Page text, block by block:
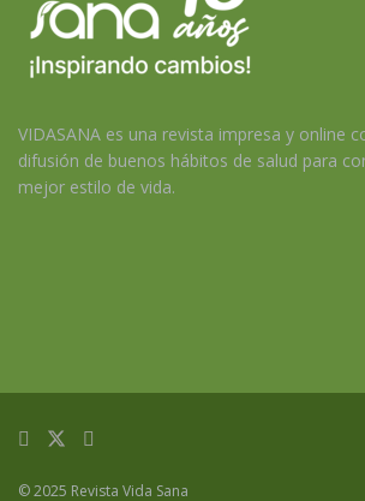
VIDASANA es una revista impresa y online
difusión de buenos hábitos de salud para
mejor estilo de vida.
© 2025 Revista Vida Sana